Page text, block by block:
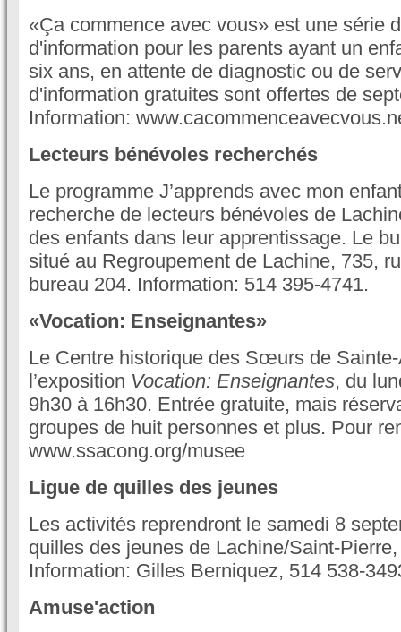
«Ça commence avec vous» est une série
d'information pour les parents ayant un
six ans, en attente de diagnostic ou de
d'information gratuites sont offertes de
Information:
Lecteurs bénévoles recherchés
Le programme J’apprends avec mon
recherche de lecteurs bénévoles de
des enfants dans leur apprentissage. Le
situé au Regroupement de Lachine, 735,
bureau 204. Information: 514 395-4741.
«Vocation: Enseignantes»
Le Centre historique des Sœurs de
l’exposition Vocation: Enseignantes, du
9h30 à 16h30. Entrée gratuite, mais
groupes de huit personnes et plus. Pour
www.ssacong.org/musee
Ligue de quilles des jeunes
Les activités reprendront le samedi 8
quilles des jeunes de Lachine/Saint-
Information: Gilles Berniquez, 514 538-
Amuse'action